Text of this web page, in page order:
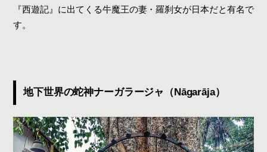
『西遊記』に出てくる牛魔王の妻・羅刹女が日本だと有名で
す。
地下世界の蛇神ナーガラージャ（Nāgarāja）